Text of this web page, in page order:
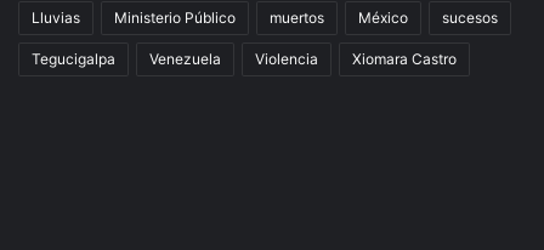
Lluvias Ministerio Público muertos México sucesos
Tegucigalpa Venezuela Violencia Xiomara Castro